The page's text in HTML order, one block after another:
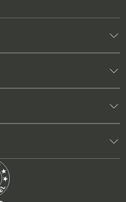
– sådan vælger du